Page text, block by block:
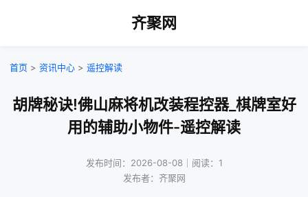
齐聚网
首页 > 资讯中心 > 遥控解读
胡牌秘诀!佛山麻将机改装程控器_棋牌室好
用的辅助小物件-遥控解读
发布时间：2026-08-08｜阅读：1
发布者：齐聚网